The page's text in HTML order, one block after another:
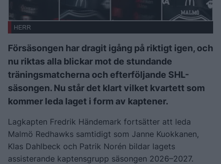
HERR
Försäsongen har dragit igång på riktigt igen, och
nu riktas alla blickar mot de stundande
träningsmatcherna och efterföljande SHL-
säsongen. Nu står det klart vilket kvartett som
kommer leda laget i form av kaptener.
Lagkapten Fredrik Händemark fortsätter att leda
Malmö Redhawks samtidigt som Janne Kuokkanen,
Klas Dahlbeck och Patrik Norén bildar lagets
assisterande kaptensgrupp säsongen 2026–2027.